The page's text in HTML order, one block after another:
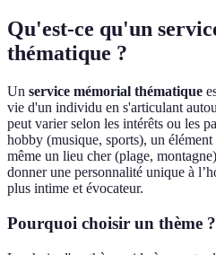
Qu'est-ce qu'un
thématique ?
Un service mémorial thématique
vie d'un individu en s'articulant
peut varier selon les intérêts ou les
hobby (musique, sports), un
même un lieu cher (plage,
donner une personnalité unique à
plus intime et évocateur.
Pourquoi choisir un thème ?